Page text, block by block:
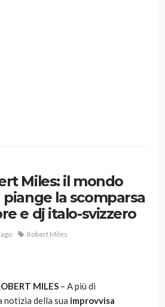
Miles: il mondo
la scomparsa
e dj italo-svizzero
Robert Miles
MILES – A più di
della sua improvvisa